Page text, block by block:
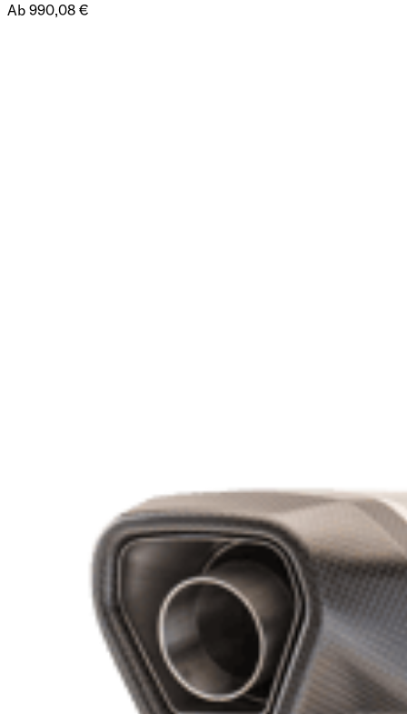
Ab 990,08 €